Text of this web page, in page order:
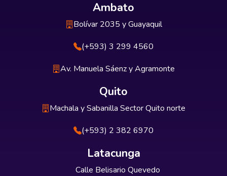
Ambato
Bolívar 2035 y Guayaquil
(+593) 3 299 4560
Av. Manuela Sáenz y Agramonte
Quito
Machala y Sabanilla Sector Quito norte
(+593) 2 382 6970
Latacunga
Calle Belisario Quevedo